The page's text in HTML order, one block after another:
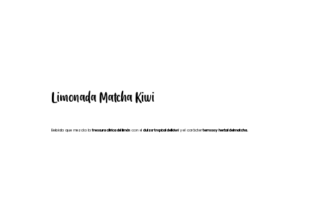
Limonada Matcha Kiwi
Bebida que mezcla lafrescura cítrica del limón con eldulzor tropical del kiwiy el carácterterroso y herbal del matcha.